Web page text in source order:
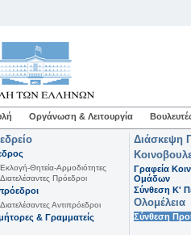
Οργάνωση & Λειτουργία
Εκλογή-Θητεία-Αρμοδιότητες
Διατελέσαντες Πρόεδροι
Διατελέσαντες Αντιπρόεδροι
& Γραμματείς
Διάσκεψη
Γραφεία
Ομάδων
Σύνθεση K'
Ολομέλεια
Σύνθεση